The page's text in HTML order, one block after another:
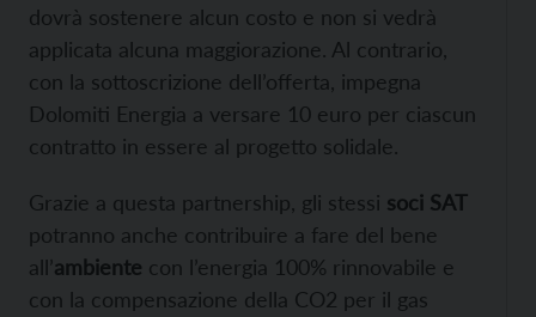
dovrà sostenere alcun costo e non si vedrà
applicata alcuna maggiorazione. Al contrario,
con la sottoscrizione dell’offerta, impegna
Dolomiti Energia a versare 10 euro per ciascun
contratto in essere al progetto solidale.
Grazie a questa partnership, gli stessi soci SAT
potranno anche contribuire a fare del bene
all’ambiente con l’energia 100% rinnovabile e
con la compensazione della CO2 per il gas